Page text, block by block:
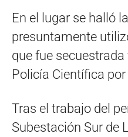
En el lugar se halló
presuntamente
que fue
Policía Científica
Tras el trabajo del
Subestación Sur de